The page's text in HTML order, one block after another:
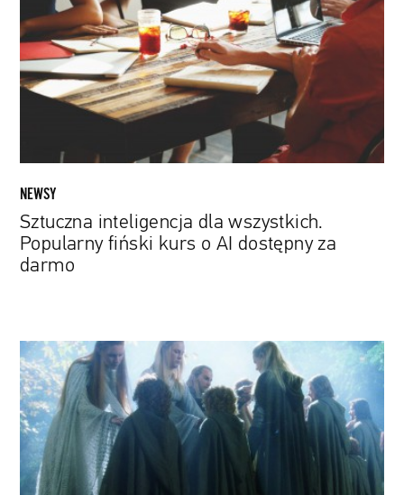
wszystkich.
Popularny
fiński
kurs
za
darmo
NEWSY
Sztuczna inteligencja dla wszystkich.
Popularny fiński kurs o AI dostępny za
darmo
Nad
serialową
odsłoną
„Władcy
Pierścieni”
pracują
producenci